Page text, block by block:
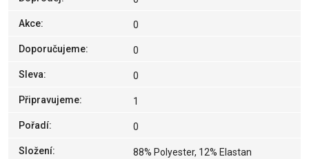
Akce: 0
Doporučujeme: 0
Sleva: 0
Připravujeme: 1
Pořadí: 0
Složení: 88% Polyester, 12% Elastan